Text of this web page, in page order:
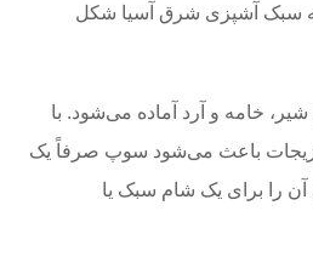
آشپزی شرق آسیا شکل
شیر، خامه و آرد آماده می‌شود. با
باعث می‌شود سوپ صرفاً یک
آن را برای یک شام سبک یا